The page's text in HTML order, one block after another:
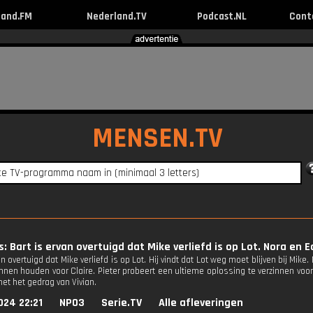
Nederland.TV Podcast.NL
MENSEN.TV
Bart is ervan overtuigd dat Mike verliefd is op Lot. Nora en
overtuigd dat Mike verliefd is op Lot. Hij vindt dat Lot weg moet blijven bij
houden voor Claire. Pieter probeert een ultieme oplossing te verzinnen
het gedrag van Vivian.
22:21 NPO3 Serie.TV Alle afleveringen